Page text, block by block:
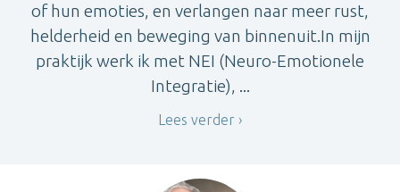
of hun emoties, en verlangen naar meer rust,
helderheid en beweging van binnenuit.In mijn
praktijk werk ik met NEI (Neuro-Emotionele
Integratie), ...
Lees verder